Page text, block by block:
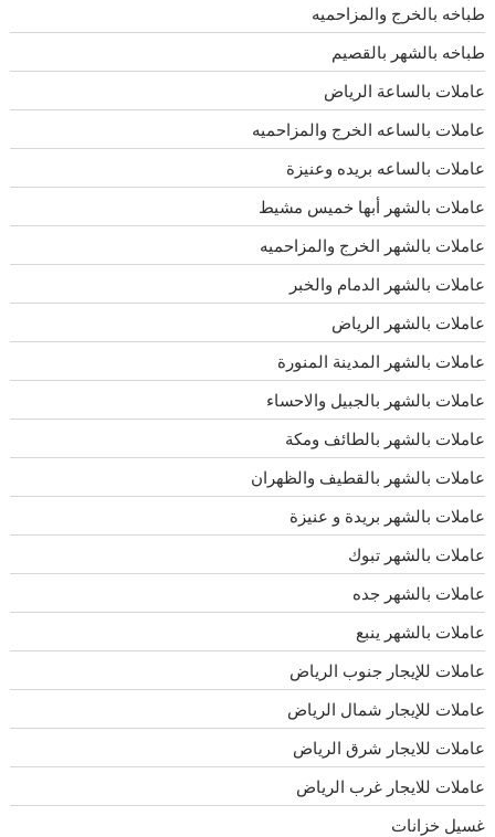
طباخه بالخرج والمزاحميه
طباخه بالشهر بالقصيم
عاملات بالساعة الرياض
عاملات بالساعه الخرج والمزاحميه
عاملات بالساعه بريده وعنيزة
عاملات بالشهر أبها خميس مشيط
عاملات بالشهر الخرج والمزاحميه
عاملات بالشهر الدمام والخبر
عاملات بالشهر الرياض
عاملات بالشهر المدينة المنورة
عاملات بالشهر بالجبيل والاحساء
عاملات بالشهر بالطائف ومكة
عاملات بالشهر بالقطيف والظهران
عاملات بالشهر بريدة و عنيزة
عاملات بالشهر تبوك
عاملات بالشهر جده
عاملات بالشهر ينبع
عاملات للإيجار جنوب الرياض
عاملات للإيجار شمال الرياض
عاملات للايجار شرق الرياض
عاملات للايجار غرب الرياض
غسيل خزانات